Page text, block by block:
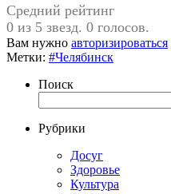
Средний рейтинг
0 из 5 звезд. 0 голосов.
Вам нужно авторизироваться
Метки: #Челябинск
Поиск
Рубрики
Досуг
Здоровье
Культура